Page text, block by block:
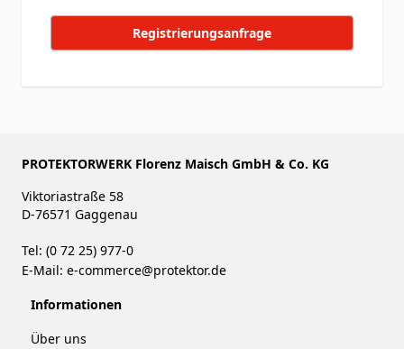
Registrierungsanfrage
PROTEKTORWERK Florenz Maisch GmbH & Co. KG
Viktoriastraße 58
D-76571 Gaggenau
Tel: (0 72 25) 977-0
E-Mail: e-commerce@protektor.de
Informationen
Über uns